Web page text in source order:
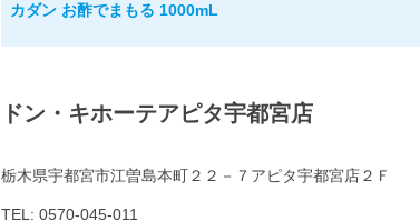
カダン お酢でまもる 1000mL
ドン・キホーテアピタ宇都宮店
栃木県宇都宮市江曽島本町２２－７アピタ宇都宮店２Ｆ
TEL: 0570-045-011